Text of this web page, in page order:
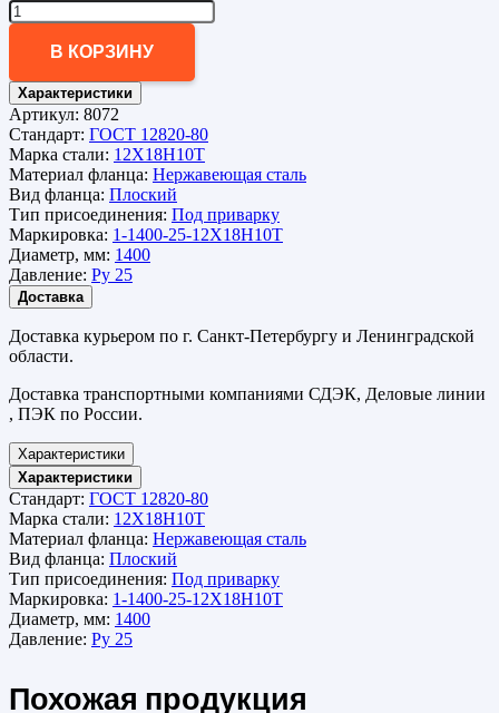
В КОРЗИНУ
Характеристики
Артикул: 8072
Стандарт: ГОСТ 12820-80
Марка стали: 12Х18Н10Т
Материал фланца: Нержавеющая сталь
Вид фланца: Плоский
Тип присоединения: Под приварку
Маркировка: 1-1400-25-12Х18Н10Т
Диаметр, мм: 1400
Давление: Ру 25
Доставка
Доставка курьером по г. Санкт-Петербургу и Ленинградской
области.
Доставка транспортными компаниями СДЭК, Деловые линии
, ПЭК по России.
Характеристики
Характеристики
Стандарт: ГОСТ 12820-80
Марка стали: 12Х18Н10Т
Материал фланца: Нержавеющая сталь
Вид фланца: Плоский
Тип присоединения: Под приварку
Маркировка: 1-1400-25-12Х18Н10Т
Диаметр, мм: 1400
Давление: Ру 25
Похожая продукция